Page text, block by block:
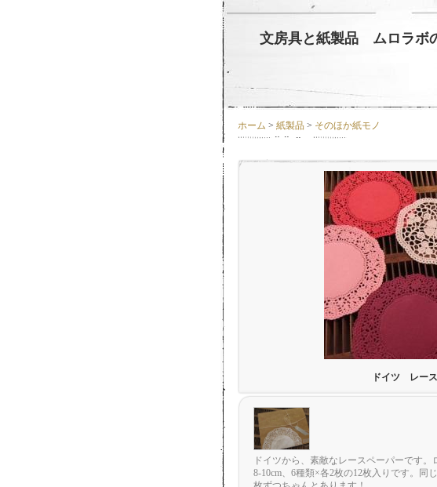
文房具と紙製品 ムロラボ
ホーム > 紙製品 > そのほか紙モノ
ドイツ レー
ドイツから、素敵なレースペーパーです。
8-10cm、6種類×各2枚の12枚入りです。同